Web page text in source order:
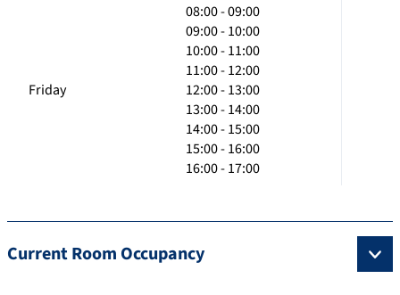
Friday
08:00 - 09:00
09:00 - 10:00
10:00 - 11:00
11:00 - 12:00
12:00 - 13:00
13:00 - 14:00
14:00 - 15:00
15:00 - 16:00
16:00 - 17:00
Current Room Occupancy